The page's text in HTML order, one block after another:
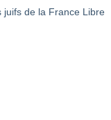
juifs de la France Libre